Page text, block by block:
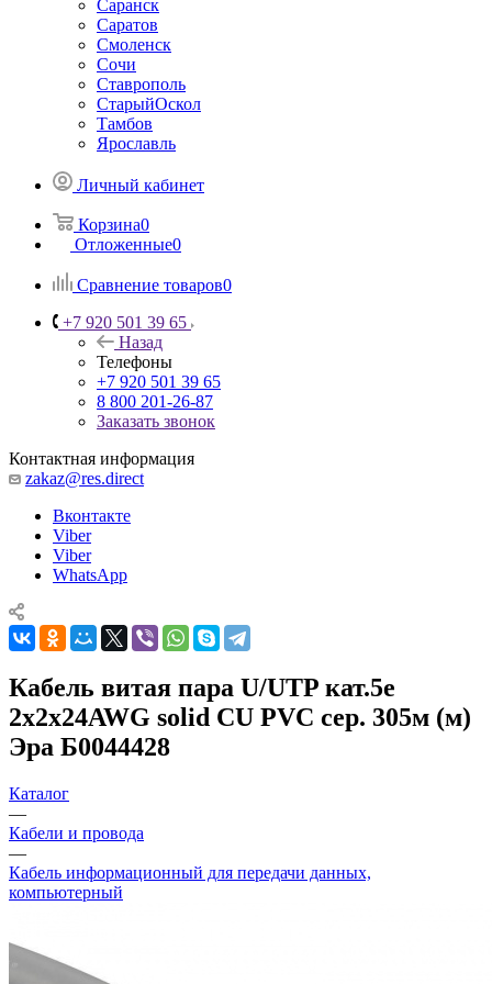
Саранск
Саратов
Смоленск
Сочи
Ставрополь
СтарыйОскол
Тамбов
Ярославль
Личный кабинет
Корзина0
Отложенные0
Сравнение товаров0
+7 920 501 39 65
Назад
Телефоны
+7 920 501 39 65
8 800 201-26-87
Заказать звонок
Контактная информация
zakaz@res.direct
Вконтакте
Viber
Viber
WhatsApp
Кабель витая пара U/UTP кат.5e
2х2х24AWG solid CU PVC сер. 305м (м)
Эра Б0044428
Каталог
—
Кабели и провода
—
Кабель информационный для передачи данных,
компьютерный